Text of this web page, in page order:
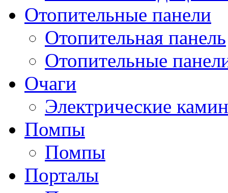
Отопительные панели
Отопительная панель
Отопительные
Очаги
Электрические
Помпы
Помпы
Порталы